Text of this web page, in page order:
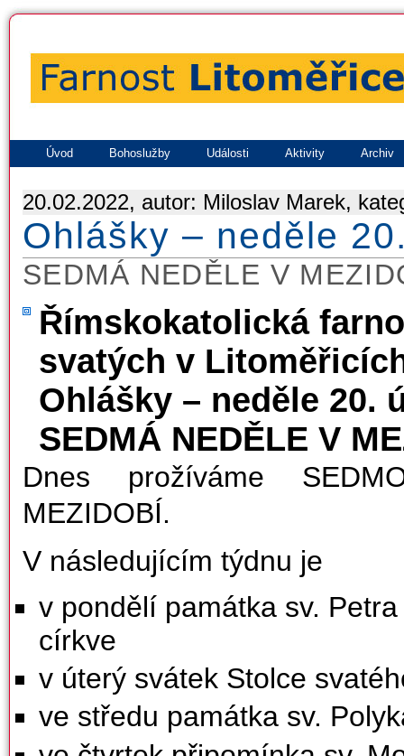
Úvod Bohoslužby Události Aktivity Archiv
20.02.2022, autor: Miloslav Marek,
Ohlášky – neděle
SEDMÁ NEDĚLE V
Římskokatolická
svatých v
Ohlášky – neděle 20.
SEDMÁ NEDĚLE V
Dnes prožíváme
MEZIDOBÍ.
V následujícím týdnu je
v pondělí památka sv.
církve
v úterý svátek Stolce
ve středu památka sv.